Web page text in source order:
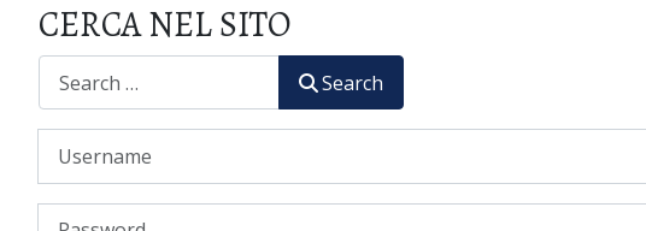
CERCA NEL SITO
Search
Username
Password